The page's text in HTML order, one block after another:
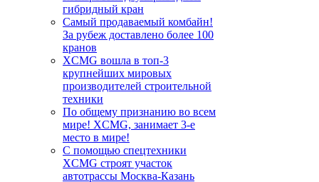
гибридный кран
Самый продаваемый комбайн!
За рубеж доставлено более 100
кранов
XCMG вошла в топ-3
крупнейших мировых
производителей строительной
техники
По общему признанию во всем
мире! XCMG, занимает 3-е
место в мире!
С помощью спецтехники
XCMG строят участок
автотрассы Москва-Казань